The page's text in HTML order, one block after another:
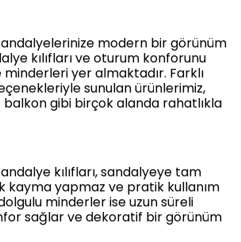
modern bir görünüm
kılıflarıve oturum konforunu
minderleriyer almaktadır. Farklı
sunulan ürünlerimiz,
gibi birçok alanda rahatlıkla
kılıfları, sandalyeye tam
kayma yapmaz ve pratik kullanım
minderlerise uzun süreli
sağlar ve dekoratif bir görünüm